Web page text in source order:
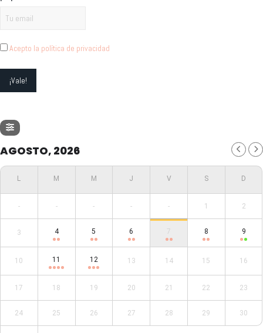
Acepto la política de privacidad
AGOSTO, 2026
- - - - - 1 2
3 4 5 6 7 8 9
10 11 12 13 14 15 16
17 18 19 20 21 22 23
24 25 26 27 28 29 30